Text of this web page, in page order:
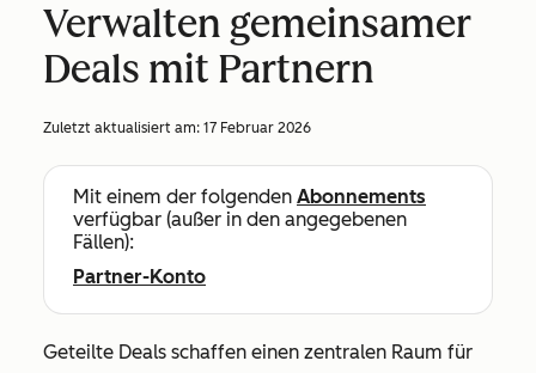
Verwalten gemeinsamer
Deals mit Partnern
Zuletzt aktualisiert am: 17 Februar 2026
Mit einem der folgenden Abonnements
verfügbar (außer in den angegebenen
Fällen):
Partner-Konto
Geteilte Deals schaffen einen zentralen Raum für